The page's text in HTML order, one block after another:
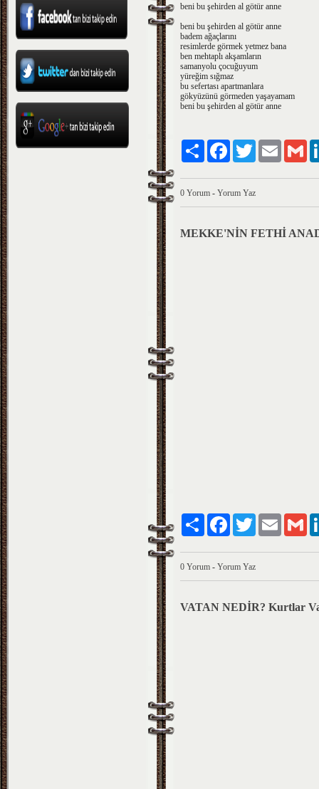
beni bu şehirden al götür anne
beni bu şehirden al götür anne
badem ağaçlarını
resimlerde görmek yetmez bana
ben mehtaplı akşamların
samanyolu çocuğuyum
yüreğim sığmaz
bu sefertası apartmanlara
gökyüzünü görmeden yaşayamam
beni bu şehirden al götür anne
Paylaş FacebookTwitter Email
0 Yorum - Yorum Yaz
MEKKE'NİN FETHİ
Paylaş FacebookTwitter Email
0 Yorum - Yorum Yaz
VATAN NEDİR? Kurtlar